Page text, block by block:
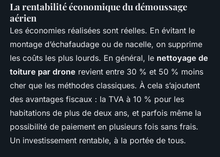
La rentabilité économique du démoussage
aérien
Les économies réalisées sont réelles. En évitant le
montage d’échafaudage ou de nacelle, on supprime
les coûts les plus lourds. En général, le nettoyage de
toiture par drone revient entre 30 % et 50 % moins
cher que les méthodes classiques. À cela s’ajoutent
des avantages fiscaux : la TVA à 10 % pour les
habitations de plus de deux ans, et parfois même la
possibilité de paiement en plusieurs fois sans frais.
Un investissement rentable, à la portée de tous.